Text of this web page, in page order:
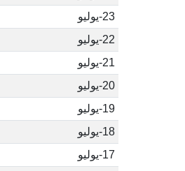
23-يوليو
22-يوليو
21-يوليو
20-يوليو
19-يوليو
18-يوليو
17-يوليو